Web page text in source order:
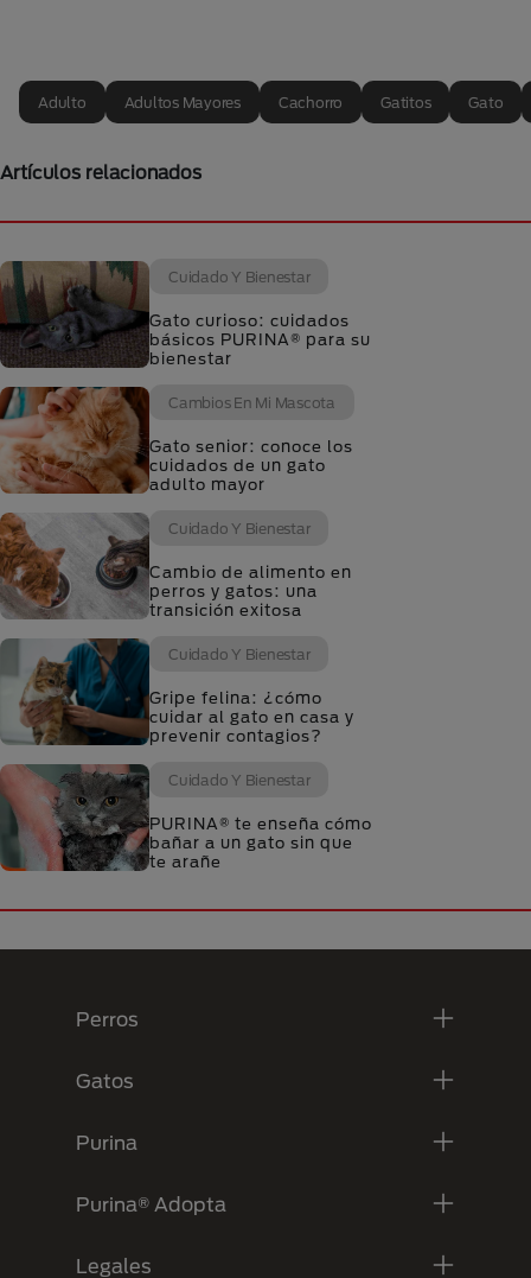
Adulto Adultos Mayores Cachorro Gatitos Gato
Artículos relacionados
Cuidado Y Bienestar
Gato curioso: cuidados
básicos PURINA® para su
bienestar
Cambios En Mi Mascota
Gato senior: conoce los
cuidados de un gato
adulto mayor
Cuidado Y Bienestar
Cambio de alimento en
perros y gatos: una
transición exitosa
Cuidado Y Bienestar
Gripe felina: ¿cómo
cuidar al gato en casa y
prevenir contagios?
Cuidado Y Bienestar
PURINA® te enseña cómo
bañar a un gato sin que
te arañe
Perros
Gatos
Purina
Purina® Adopta
Legales